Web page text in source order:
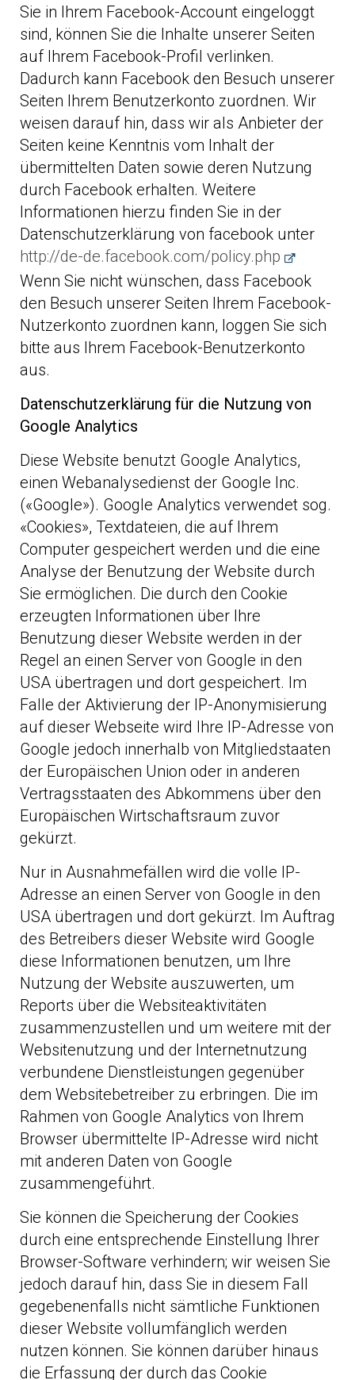
Sie in Ihrem Facebook-Account eingeloggt
sind, können Sie die Inhalte unserer Seiten
auf Ihrem Facebook-Profil verlinken.
Dadurch kann Facebook den Besuch unserer
Seiten Ihrem Benutzerkonto zuordnen. Wir
weisen darauf hin, dass wir als Anbieter der
Seiten keine Kenntnis vom Inhalt der
übermittelten Daten sowie deren Nutzung
durch Facebook erhalten. Weitere
Informationen hierzu finden Sie in der
Datenschutzerklärung von facebook unter
http://de-de.facebook.com/policy.php
Wenn Sie nicht wünschen, dass Facebook
den Besuch unserer Seiten Ihrem Facebook-
Nutzerkonto zuordnen kann, loggen Sie sich
bitte aus Ihrem Facebook-Benutzerkonto
aus.
Datenschutzerklärung für die Nutzung von
Google Analytics
Diese Website benutzt Google Analytics,
einen Webanalysedienst der Google Inc.
(«Google»). Google Analytics verwendet sog.
«Cookies», Textdateien, die auf Ihrem
Computer gespeichert werden und die eine
Analyse der Benutzung der Website durch
Sie ermöglichen. Die durch den Cookie
erzeugten Informationen über Ihre
Benutzung dieser Website werden in der
Regel an einen Server von Google in den
USA übertragen und dort gespeichert. Im
Falle der Aktivierung der IP-Anonymisierung
auf dieser Webseite wird Ihre IP-Adresse von
Google jedoch innerhalb von Mitgliedstaaten
der Europäischen Union oder in anderen
Vertragsstaaten des Abkommens über den
Europäischen Wirtschaftsraum zuvor
gekürzt.
Nur in Ausnahmefällen wird die volle IP-
Adresse an einen Server von Google in den
USA übertragen und dort gekürzt. Im Auftrag
des Betreibers dieser Website wird Google
diese Informationen benutzen, um Ihre
Nutzung der Website auszuwerten, um
Reports über die Websiteaktivitäten
zusammenzustellen und um weitere mit der
Websitenutzung und der Internetnutzung
verbundene Dienstleistungen gegenüber
dem Websitebetreiber zu erbringen. Die im
Rahmen von Google Analytics von Ihrem
Browser übermittelte IP-Adresse wird nicht
mit anderen Daten von Google
zusammengeführt.
Sie können die Speicherung der Cookies
durch eine entsprechende Einstellung Ihrer
Browser-Software verhindern; wir weisen Sie
jedoch darauf hin, dass Sie in diesem Fall
gegebenenfalls nicht sämtliche Funktionen
dieser Website vollumfänglich werden
nutzen können. Sie können darüber hinaus
die Erfassung der durch das Cookie